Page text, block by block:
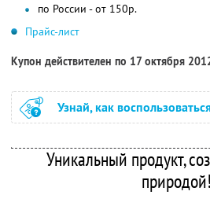
по России - от 150р.
Прайс-лист
Купон действителен по 17 октября
Узнай, как
Уникальный продукт,
природой!